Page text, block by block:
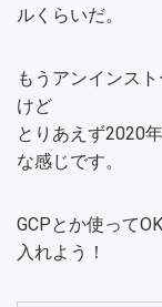
ルくらいだ。
もうアンインス
けど
とりあえず2020
な感じです。
GCPとか使って
入れよう！